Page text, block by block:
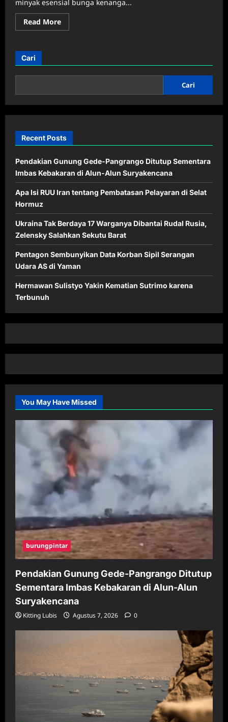
minyak esensial bunga kenanga...
Read MoreRead
more
untuk
dan
Jarang
padahal
Sangat
Cari
Cari
Recent Posts
Pendakian Gunung Gede-Pangrango Ditutup Sementara
Imbas Kebakaran di Alun-Alun Suryakencana
Apa Isi RUU Iran tentang Pembatasan Pelayaran di Selat
Hormuz
Ukraina Tak Berdaya 17 Warganya Dibantai Rudal Rusia,
Zelensky Salahkan Sekutu Barat
Pentagon Sembunyikan Data Korban Sipil Serangan
Udara AS di Yaman
Hermawan Sulistyo Yakin Kematian Sutrimo karena
Terbunuh
You May Have Missed
burungpintar
Pendakian Gunung Gede-Pangrango Ditutup
Sementara Imbas Kebakaran di Alun-Alun
Suryakencana
Kitting Lubis Agustus 7, 2026 0